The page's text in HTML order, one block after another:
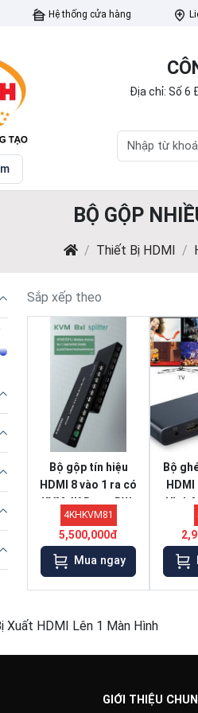
Hệ thống cửa hàng
Địa chỉ: Số 6
BỘ GỘP
Thiết Bị HDMI
Sắp xếp theo
Bộ gộp tín hiệu
HDMI 8 vào 1 ra có
KVM 4K Bowu BW-
4KHKVM81 cao cấp
chính hãng
4KHKVM81
5,500,000đ
Mua ngay
Bộ
Hình
Xuất HDMI Lên 1 Màn Hình
GIỚI THIỆU